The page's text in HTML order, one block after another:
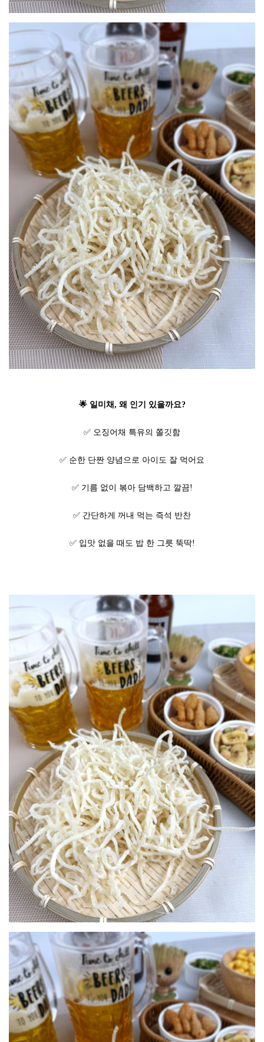
🌟 일미채, 왜 인기 있을까요?
✅ 오징어채 특유의 쫄깃함
✅ 순한 단짠 양념으로 아이도 잘 먹어요
✅ 기름 없이 볶아 담백하고 깔끔!
✅ 간단하게 꺼내 먹는 즉석 반찬
✅ 입맛 없을 때도 밥 한 그릇 뚝딱!